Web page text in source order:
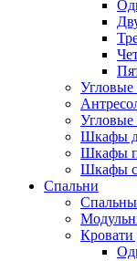
Угловые
Шкафы
Шкафы
Шкафы
Спальни
Кровати